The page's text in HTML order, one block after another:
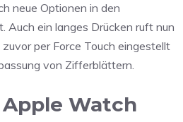
neue Optionen in den
Auch ein langes Drücken ruft nun
per Force Touch eingestellt
von Zifferblättern.
Watch